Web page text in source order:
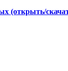
(открыть/